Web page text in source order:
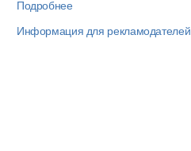
Подробнее
Информация для рекламодателей